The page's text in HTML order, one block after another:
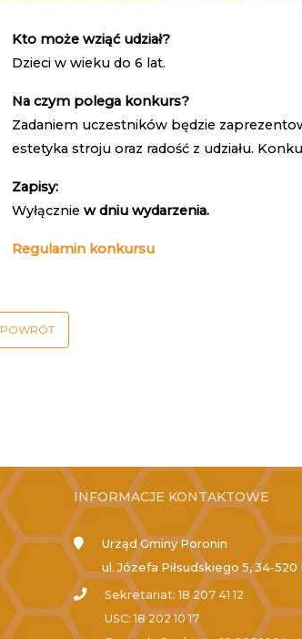
Kto może wziąć udział?
Dzieci w wieku do 6 lat.
Na czym polega konkurs?
Zadaniem uczestników będzie
estetyka stroju oraz radość z udziału.
Zapisy:
Wyłączniew dniu wydarzenia.
Regulamin konkursu
POWRÓT
INFORMACJE KONTAKTOWE
Urząd Gminy Poronin
ul. Józefa Piłsudskiego 5, 34-520
Sekretariat: 18 207 41 12
USC: 18 202 10 17